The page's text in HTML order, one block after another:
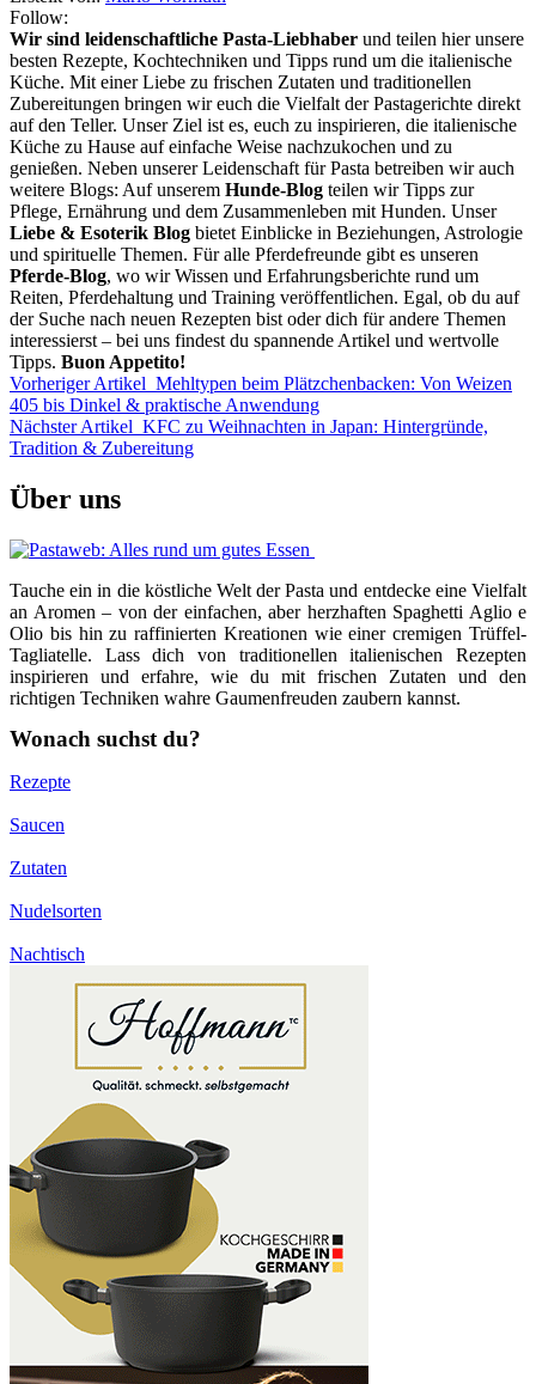
Follow:
Wir sind leidenschaftliche Pasta-Liebhaber und teilen hier unsere
besten Rezepte, Kochtechniken und Tipps rund um die italienische
Küche. Mit einer Liebe zu frischen Zutaten und traditionellen
Zubereitungen bringen wir euch die Vielfalt der Pastagerichte direkt
auf den Teller. Unser Ziel ist es, euch zu inspirieren, die italienische
Küche zu Hause auf einfache Weise nachzukochen und zu
genießen. Neben unserer Leidenschaft für Pasta betreiben wir auch
weitere Blogs: Auf unserem Hunde-Blog teilen wir Tipps zur
Pflege, Ernährung und dem Zusammenleben mit Hunden. Unser
Liebe & Esoterik Blog bietet Einblicke in Beziehungen, Astrologie
und spirituelle Themen. Für alle Pferdefreunde gibt es unseren
Pferde-Blog, wo wir Wissen und Erfahrungsberichte rund um
Reiten, Pferdehaltung und Training veröffentlichen. Egal, ob du auf
der Suche nach neuen Rezepten bist oder dich für andere Themen
interessierst – bei uns findest du spannende Artikel und wertvolle
Tipps. Buon Appetito!
Vorheriger Artikel Mehltypen beim Plätzchenbacken: Von Weizen
405 bis Dinkel & praktische Anwendung
Nächster Artikel KFC zu Weihnachten in Japan: Hintergründe,
Tradition & Zubereitung
Über uns
Tauche ein in die köstliche Welt der Pasta und entdecke eine Vielfalt
an Aromen – von der einfachen, aber herzhaften Spaghetti Aglio e
Olio bis hin zu raffinierten Kreationen wie einer cremigen Trüffel-
Tagliatelle. Lass dich von traditionellen italienischen Rezepten
inspirieren und erfahre, wie du mit frischen Zutaten und den
richtigen Techniken wahre Gaumenfreuden zaubern kannst.
Wonach suchst du?
Rezepte
Saucen
Zutaten
Nudelsorten
Nachtisch